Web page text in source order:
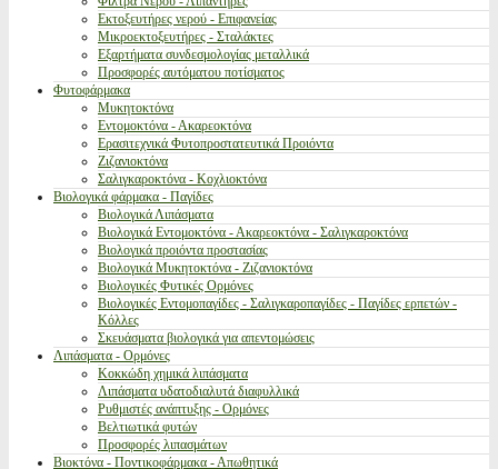
Εκτοξευτήρες νερού - Επιφανείας
Μικροεκτοξευτήρες - Σταλάκτες
Εξαρτήματα συνδεσμολογίας μεταλλικά
Προσφορές αυτόματου ποτίσματος
Φυτοφάρμακα
Μυκητοκτόνα
Εντομοκτόνα - Ακαρεοκτόνα
Ερασιτεχνικά Φυτοπροστατευτικά Προιόντα
Ζιζανιοκτόνα
Σαλιγκαροκτόνα - Κοχλιοκτόνα
Βιολογικά φάρμακα - Παγίδες
Βιολογικά Λιπάσματα
Βιολογικά Εντομοκτόνα - Ακαρεοκτόνα - Σαλιγκαροκτόνα
Βιολογικά προιόντα προστασίας
Βιολογικά Μυκητοκτόνα - Ζιζανιοκτόνα
Βιολογικές Φυτικές Ορμόνες
Βιολογικές Εντομοπαγίδες - Σαλιγκαροπαγίδες - Παγίδες ερπετών -
Κόλλες
Σκευάσματα βιολογικά για απεντομώσεις
Λιπάσματα - Ορμόνες
Κοκκώδη χημικά λιπάσματα
Λιπάσματα υδατοδιαλυτά διαφυλλικά
Ρυθμιστές ανάπτυξης - Ορμόνες
Βελτιωτικά φυτών
Προσφορές λιπασμάτων
Βιοκτόνα - Ποντικοφάρμακα - Απωθητικά